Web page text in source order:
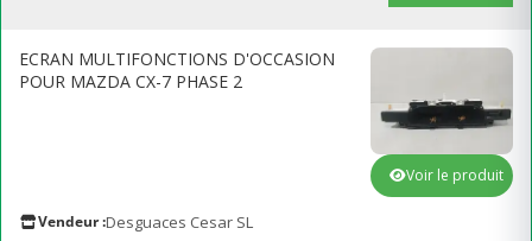
ECRAN MULTIFONCTIONS D'OCCASION
POUR MAZDA CX-7 PHASE 2
Vendeur :Desguaces Cesar SL
Voir le produit